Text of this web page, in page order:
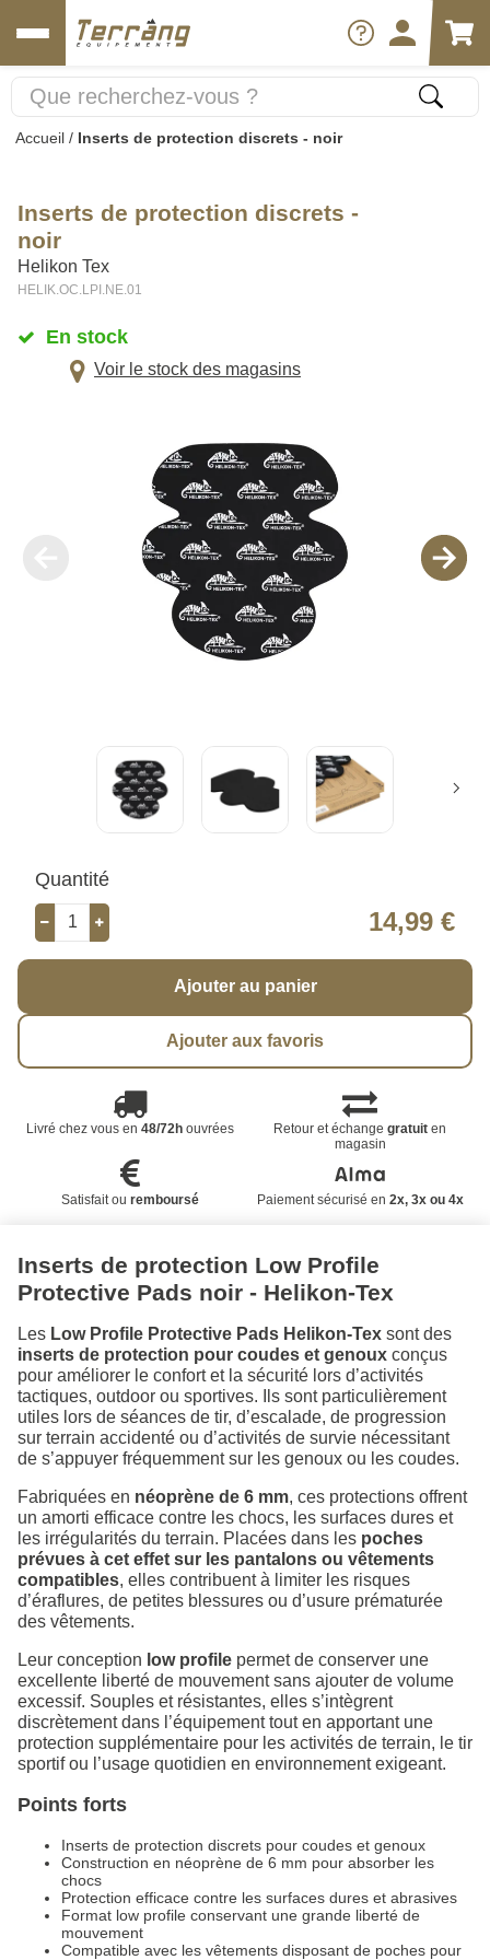
Accueil / Inserts de protection discrets - noir
Inserts de protection discrets -
noir
Helikon Tex
HELIK.OC.LPI.NE.01
En stock
Voir le stock des magasins
Quantité
14,99 €
Ajouter au panier
Ajouter aux favoris
Livré chez vous en 48/72houvrées Retour et échangegratuit en
magasin
Satisfait ou remboursé Paiement sécurisé en 2x, 3x ou 4x
Inserts de protection Low Profile
Protective Pads noir - Helikon-Tex
Les Low Profile Protective Pads Helikon-Tex sont des
inserts de protection pour coudes et genoux conçus
pour améliorer le confort et la sécurité lors d’activités
tactiques, outdoor ou sportives. Ils sont particulièrement
utiles lors de séances de tir, d’escalade, de progression
sur terrain accidenté ou d’activités de survie nécessitant
de s’appuyer fréquemment sur les genoux ou les coudes.
Fabriquées en néoprène de 6 mm, ces protections offrent
un amorti efficace contre les chocs, les surfaces dures et
les irrégularités du terrain. Placées dans les poches
prévues à cet effet sur les pantalons ou vêtements
compatibles, elles contribuent à limiter les risques
d’éraflures, de petites blessures ou d’usure prématurée
des vêtements.
Leur conception low profile permet de conserver une
excellente liberté de mouvement sans ajouter de volume
excessif. Souples et résistantes, elles s’intègrent
discrètement dans l’équipement tout en apportant une
protection supplémentaire pour les activités de terrain, le tir
sportif ou l’usage quotidien en environnement exigeant.
Points forts
Inserts de protection discrets pour coudes et genoux
Construction en néoprène de 6 mm pour absorber les
chocs
Protection efficace contre les surfaces dures et abrasives
Format low profile conservant une grande liberté de
mouvement
Compatible avec les vêtements disposant de poches pour